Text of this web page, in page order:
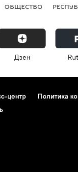
ОБЩЕСТВО
Дзен
центр Политика